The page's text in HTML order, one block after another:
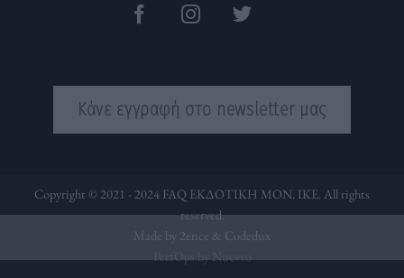
Κάνε εγγραφή στο newsletter μας
Copyright © 2021 - 2024 FAQ ΕΚΔΟΤΙΚΗ ΜΟΝ. ΙΚΕ. All rights
reserved.
Made by 2ence & Codedux
PerfOps by Nuevvo